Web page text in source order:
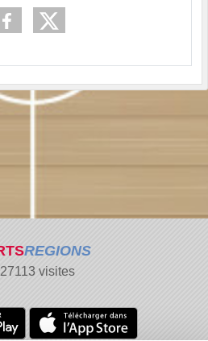
REGIONS
27113 visites